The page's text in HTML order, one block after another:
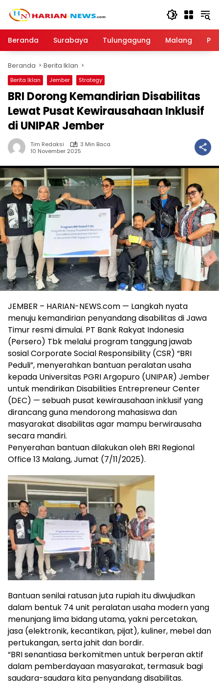
Beranda
Surabaya Tulungagung Malang
Beranda Berita Iklan
Berita Iklan Jember Strategy
BRI Dorong Kemandirian Disabilitas
Lewat Pusat Kewirausahaan Inklusif
di UNIPAR Jember
Tim Redaksi
3 Min Baca
10 November 2025
JEMBER – HARIAN-NEWS.com — Langkah nyata
menuju kemandirian penyandang disabilitas di Jawa
Timur resmi dimulai. PT Bank Rakyat Indonesia
(Persero) Tbk melalui program tanggung jawab
sosial Corporate Social Responsibility (CSR) “BRI
Peduli”, menyerahkan bantuan peralatan usaha
kepada Universitas PGRI Argopuro (UNIPAR) Jember
untuk mendirikan Disabilities Entrepreneur Center
(DEC) — sebuah pusat kewirausahaan inklusif yang
dirancang guna mendorong mahasiswa dan
masyarakat disabilitas agar mampu berwirausaha
secara mandiri.
Penyerahan bantuan dilakukan oleh BRI Regional
Office 13 Malang, Jumat (7/11/2025).
Bantuan senilai ratusan juta rupiah itu diwujudkan
dalam bentuk 74 unit peralatan usaha modern yang
menunjang lima bidang utama, yakni percetakan,
jasa (elektronik, kecantikan, pijat), kuliner, mebel dan
pertukangan, serta jahit dan bordir.
“BRI senantiasa berkomitmen untuk berperan aktif
dalam pemberdayaan masyarakat, termasuk bagi
saudara-saudara kita penyandang disabilitas.